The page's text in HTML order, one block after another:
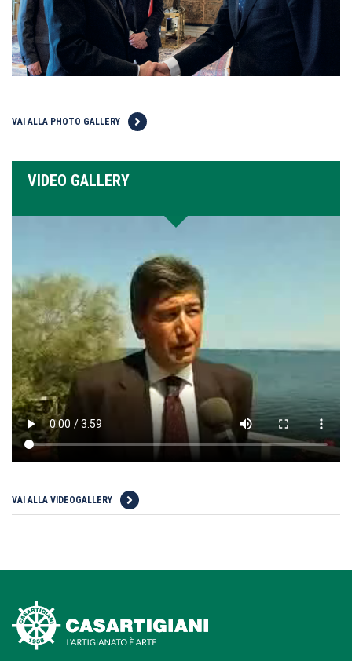
VAI ALLA PHOTO GALLERY
VIDEO GALLERY
VAI ALLA VIDEOGALLERY